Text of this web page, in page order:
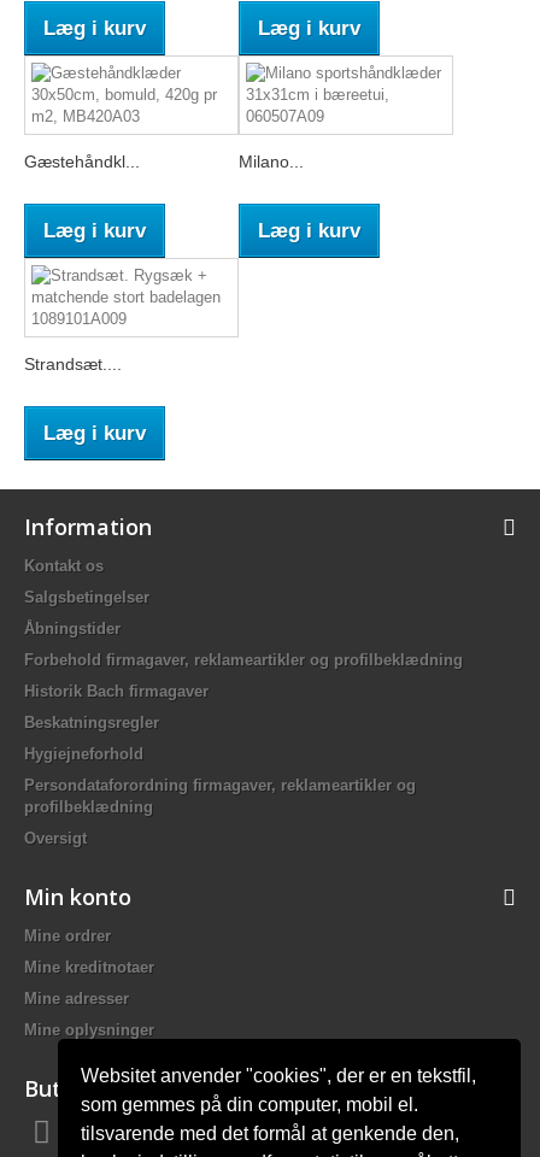
Websitet anvender "cookies", der er en tekstfil,
som gemmes på din computer, mobil el.
tilsvarende med det formål at genkende den,
Læg i kurv Læg i kurv
Gæstehåndkl...
Læg i kurv
Milano...
Læg i kurv
Strandsæt....
Læg i kurv
Information
Kontakt os
Salgsbetingelser
Åbningstider
Forbehold firmagaver, reklameartikler og profilbeklædning
Historik Bach firmagaver
Beskatningsregler
Hygiejneforhold
Persondataforordning firmagaver, reklameartikler og
profilbeklædning
Oversigt
Min konto
Mine ordrer
Mine kreditnotaer
Mine adresser
Mine oplysninger
Butiksinformation
Bach Promotion, Trafikskolevej 2 7400 Herning Danmark